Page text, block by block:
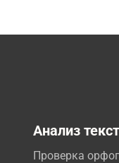
Анализ
Проверка